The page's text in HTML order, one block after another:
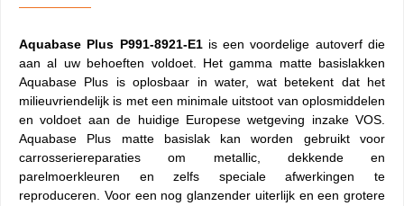
Aquabase Plus P991-8921-E1is een voordelige autoverf die
aan al uw behoeften voldoet. Het gamma matte basislakken
Aquabase Plus is oplosbaar in water, wat betekent dat het
milieuvriendelijk is met een minimale uitstoot van oplosmiddelen
en voldoet aan de huidige Europese wetgeving inzake VOS.
Aquabase Plus matte basislak kan worden gebruikt voor
carrosseriereparaties om metallic, dekkende en
parelmoerkleuren en zelfs speciale afwerkingen te
reproduceren. Voor een nog glanzender uiterlijk en een grotere